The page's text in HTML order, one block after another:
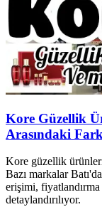
Kore Güzellik
Arasındaki
Kore güzellik
Bazı markalar
erişimi,
detaylandırılıyor.